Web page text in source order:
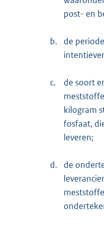
post- en
b.
de
c.
de soort
kilogram
fosfaat,
leveren;
d.
de